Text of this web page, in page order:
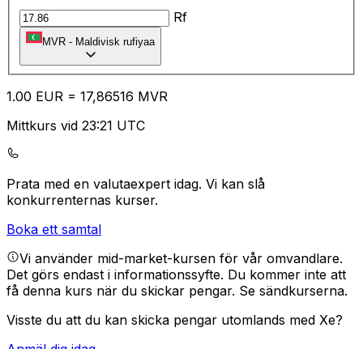
Rf
MVR - Maldivisk rufiyaa
1.00 EUR = 17,86516 MVR
Mittkurs vid 23:21 UTC
Prata med en valutaexpert idag. Vi kan slå
konkurrenternas kurser.
Boka ett samtal
Vi använder mid-market-kursen för vår omvandlare.
Det görs endast i informationssyfte. Du kommer inte att
få denna kurs när du skickar pengar. Se sändkurserna.
Visste du att du kan skicka pengar utomlands med Xe?